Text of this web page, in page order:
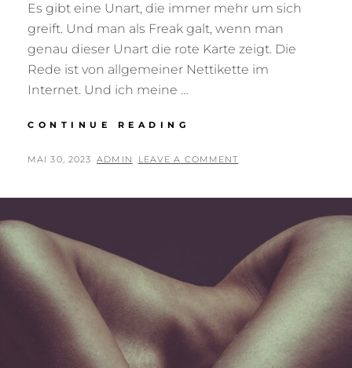
Es gibt eine Unart, die immer mehr um sich
greift. Und man als Freak galt, wenn man
genau dieser Unart die rote Karte zeigt. Die
Rede ist von allgemeiner Nettikette im
Internet. Und ich meine …
CONTINUE READING
UNHÖFLICHKEIT…
POSTED
MAI 30, 2023 BY
ADMIN LEAVE A COMMENT